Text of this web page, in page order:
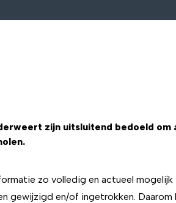
zijn uitsluitend bedoeld
zo volledig en actueel
gewijzigd en/of ingetrokken. Daarom